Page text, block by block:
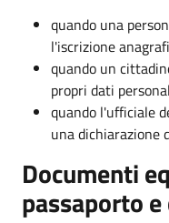
quando una
l'iscrizione
quando un
propri dati
quando l'ufficiale
una dichiarazione
Documenti
passaporto